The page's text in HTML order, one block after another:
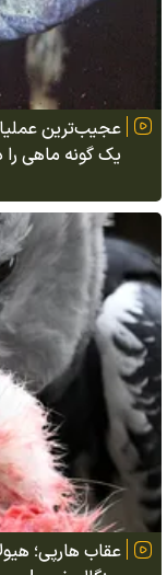
عجیب‌ترین
یک گونه ماهی
عقاب هارپی؛